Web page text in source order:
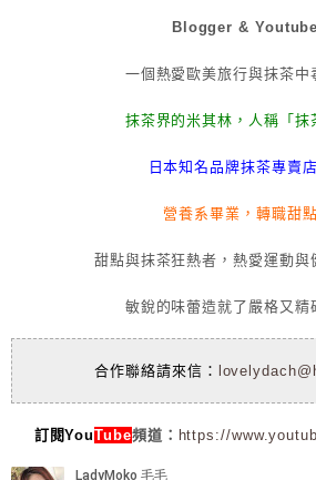
Blogger &
一個熱愛歐美旅行與抹茶中
抹茶界的米其林，人稱「抹
日本知名品牌抹茶專賣
營養系畢業，轉職甜
甜點與抹茶狂熱者，熱愛運動與
敏銳的味蕾造就了嚴格又精
合作聯絡請來信：
訂閱YouTube頻道： https://